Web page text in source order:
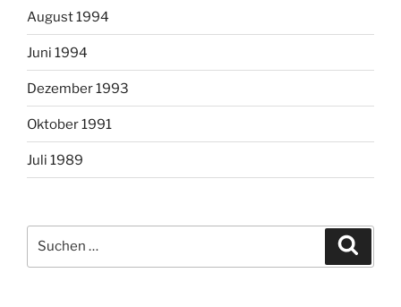
August 1994
Juni 1994
Dezember 1993
Oktober 1991
Juli 1989
nach: